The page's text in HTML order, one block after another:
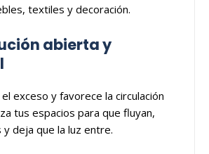
textiles y decoración.
abierta y
exceso y favorece la circulación
tus espacios para que fluyan,
deja que la luz entre.